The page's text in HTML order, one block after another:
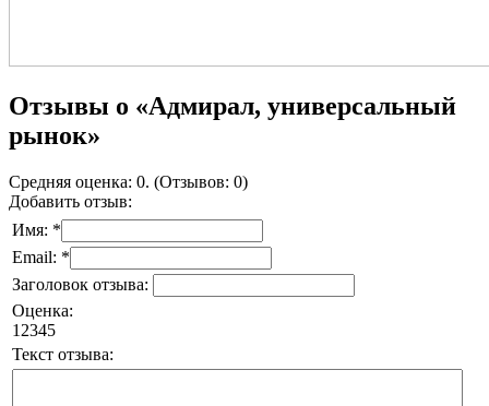
Отзывы о «Адмирал, универсальный
рынок»
Средняя оценка: 0. (Отзывов: 0)
Добавить отзыв:
Имя: *
Email: *
Заголовок отзыва:
Оценка:
1 2345
Текст отзыва: